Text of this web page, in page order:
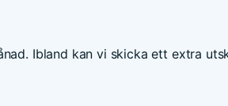
Ibland kan vi skicka ett extra